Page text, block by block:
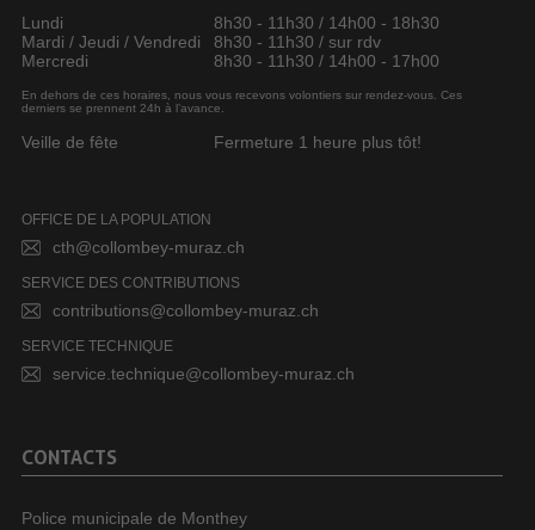
Lundi
8h30 - 11h30 / 14h00 - 18h30
Mardi / Jeudi / Vendredi
8h30 - 11h30 / sur rdv
Mercredi
8h30 - 11h30 / 14h00 - 17h00
En dehors de ces horaires, nous vous recevons volontiers sur rendez-vous. Ces
derniers se prennent 24h à l’avance.
Veille de fête Fermeture 1 heure plus tôt!
OFFICE DE LA POPULATION
cth@collombey-muraz.ch
SERVICE DES CONTRIBUTIONS
contributions@collombey-muraz.ch
SERVICE TECHNIQUE
service.technique@collombey-muraz.ch
CONTACTS
Police municipale de Monthey